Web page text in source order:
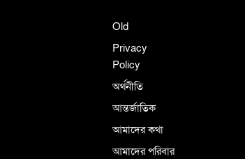
Old
Privacy
Policy
অর্থনীতি
আন্তর্জাতিক
আমাদের কথা
আমাদের পরিবার